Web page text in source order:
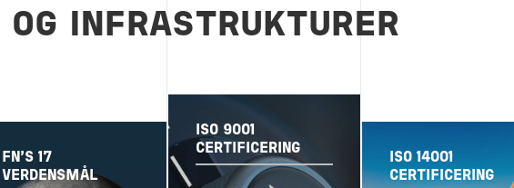
OG INFRASTRUKTURER
FN'S 17
VERDENSMÅL
ISO 9001
CERTIFICERING
ISO 14001
CERTIFICERING